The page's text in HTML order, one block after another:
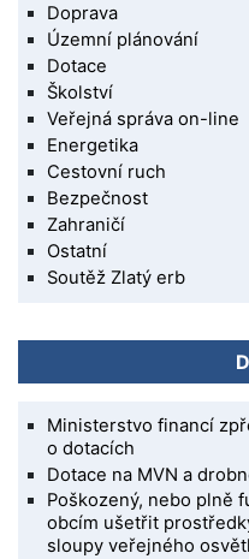
Doprava
Územní plánování
Dotace
Školství
Veřejná správa on-line
Energetika
Cestovní ruch
Bezpečnost
Zahraničí
Ostatní
Soutěž Zlatý erb
Ministerstvo financí
o dotacích
Dotace na MVN a
Poškozený, nebo plně
obcím ušetřit
sloupy veřejného